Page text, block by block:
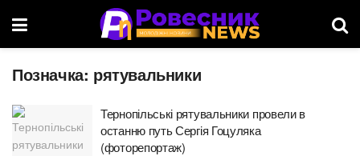
Позначка: рятувальники
Тернопільські рятувальники провели в
останню путь Сергія Гоцуляка
(фоторепортаж)